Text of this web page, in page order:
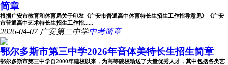
简章
根据广安市教育和体育局关于印发《广安市普通高中体育特长生招生工作指导意见》《广安
市普通高中艺术特长生招生工作指......
2026-04-07 广安第二中学中考简章
鄂尔多斯市第三中学2026年音体美特长生招生简章
鄂尔多斯市第三中学自2000年建校以来，为高等院校输送了大量优秀人才，其中包括各类艺